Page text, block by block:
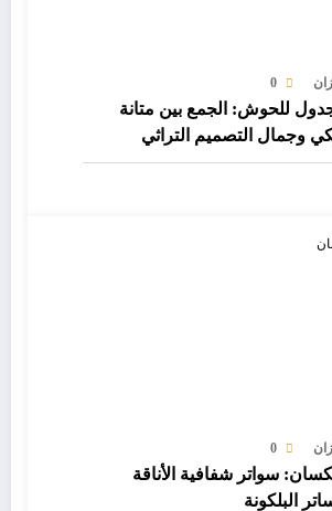
0
للحوش: الجمع بين متانة
وجمال التصميم التراثي
0
سواتر شفافية الأناقة
البلكونة